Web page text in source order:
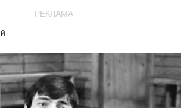
РЕКЛАМА